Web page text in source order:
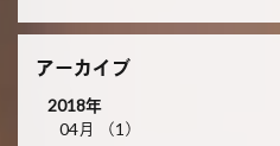
アーカイブ
2018年
04月 （1）